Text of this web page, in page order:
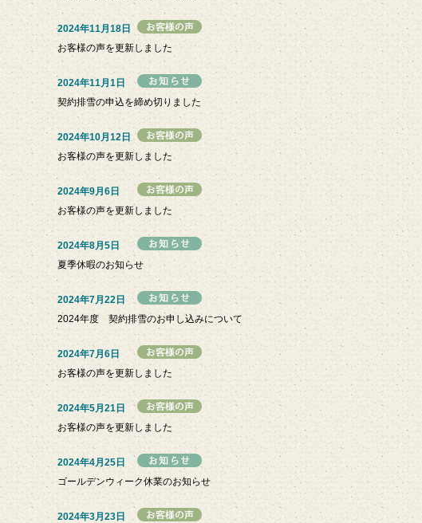
2024年11月18日
お客様の声を更新しました
2024年11月1日
契約排雪の申込を締め切りました
2024年10月12日
お客様の声を更新しました
2024年9月6日
お客様の声を更新しました
2024年8月5日
夏季休暇のお知らせ
2024年7月22日
2024年度 契約排雪のお申し込みについて
2024年7月6日
お客様の声を更新しました
2024年5月21日
お客様の声を更新しました
2024年4月25日
ゴールデンウィーク休業のお知らせ
2024年3月23日